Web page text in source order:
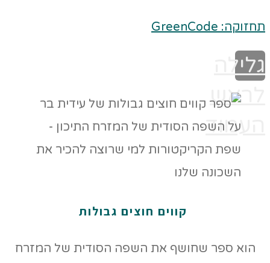
תחזוקה: GreenCode
גלילה
לראש
העמוד
קווים חוצים גבולות
הוא ספר שחושף את השפה הסודית של המזרח